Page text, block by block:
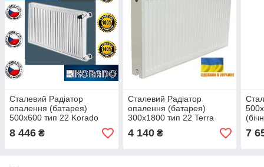
Сталевий Радіатор
опалення (батарея)
500x600 тип 22 Korado
Radik (бічне під'єднання)
8 446 ₴
Сталевий Радіатор
опалення (батарея)
300x1800 тип 22 Terra
Teknik (бічне під'єднання)
4 140₴
Вт)
7